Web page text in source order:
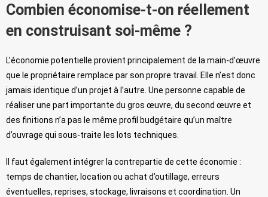
Combien économise-t-on réellement
en construisant soi-même ?
L’économie potentielle provient principalement de la main-d’œuvre
que le propriétaire remplace par son propre travail. Elle n’est donc
jamais identique d’un projet à l’autre. Une personne capable de
réaliser une part importante du gros œuvre, du second œuvre et
des finitions n’a pas le même profil budgétaire qu’un maître
d’ouvrage qui sous-traite les lots techniques.
Il faut également intégrer la contrepartie de cette économie :
temps de chantier, location ou achat d’outillage, erreurs
éventuelles, reprises, stockage, livraisons et coordination. Un